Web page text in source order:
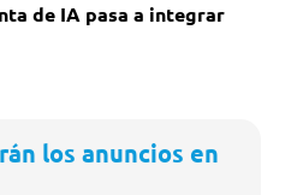
de IA pasa a integrar
los anuncios en